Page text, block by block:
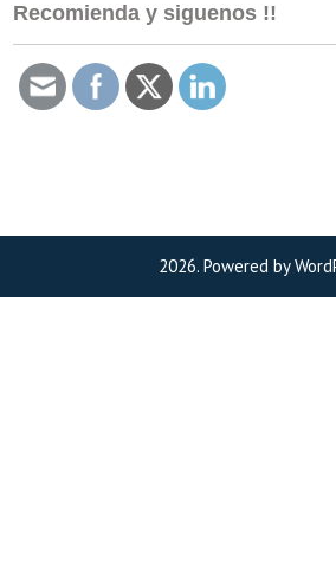
Recomienda y siguenos !!
2026. Powered by